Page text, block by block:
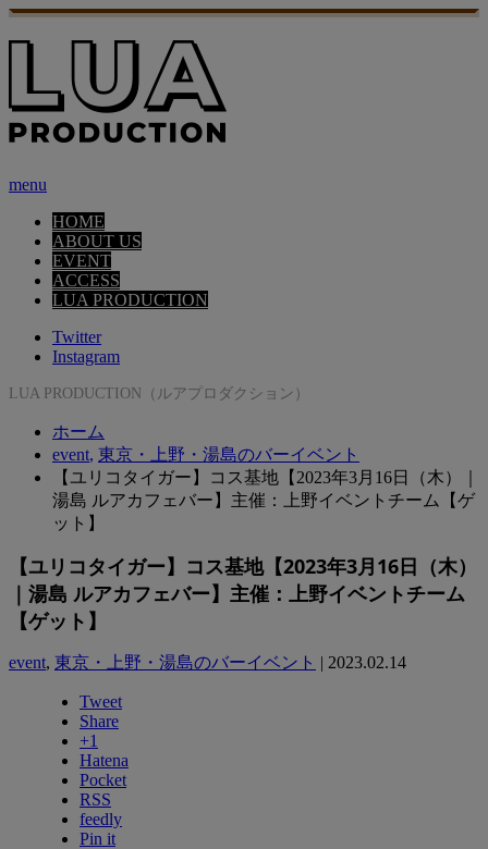
menu
HOME
ABOUT US
EVENT
ACCESS
LUA PRODUCTION
Twitter
Instagram
LUA PRODUCTION（ルアプロダクション）
ホーム
event, 東京・上野・湯島のバーイベント
【ユリコタイガー】コス基地【2023年3月16日（木）｜
湯島 ルアカフェバー】主催：上野イベントチーム【ゲ
ット】
【ユリコタイガー】コス基地【2023年3月16日（木）
｜湯島 ルアカフェバー】主催：上野イベントチーム
【ゲット】
event, 東京・上野・湯島のバーイベント | 2023.02.14
Tweet
Share
+1
Hatena
Pocket
RSS
feedly
Pin it